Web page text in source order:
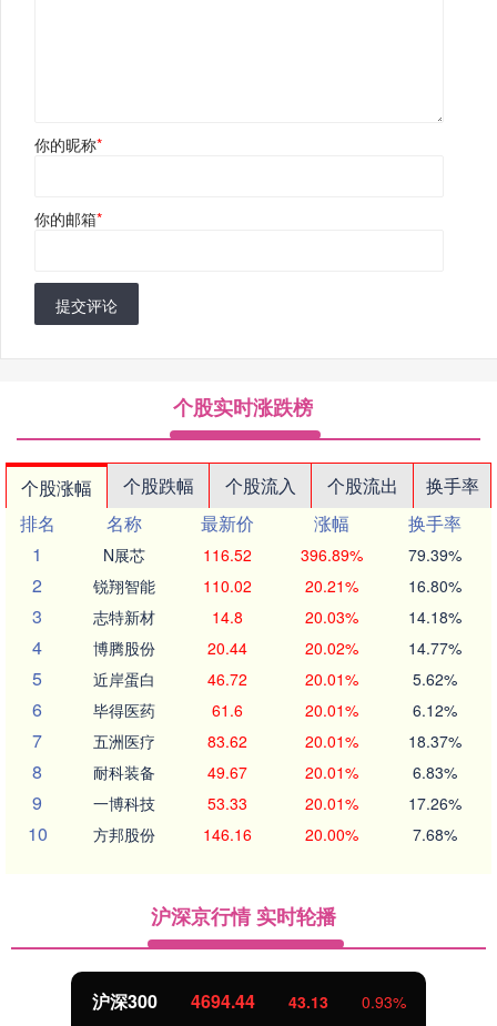
你的昵称*
你的邮箱*
提交评论
个股实时涨跌榜
个股涨幅 个股跌幅 个股流入 个股流出
换手率
排名
名称 最新价 涨幅
换手率
1
N展芯 116.52 396.89% 79.39%
2 锐翔智能 110.02 20.21% 16.80%
3 志特新材 14.8 20.03% 14.18%
4 博腾股份 20.44 20.02% 14.77%
5 近岸蛋白 46.72 20.01% 5.62%
6 毕得医药 61.6 20.01% 6.12%
7 五洲医疗 83.62 20.01% 18.37%
8 耐科装备 49.67 20.01% 6.83%
9 一博科技 53.33 20.01% 17.26%
10 方邦股份 146.16 20.00% 7.68%
沪深京行情 实时轮播
北证50 1134.24 11.37 1.01%